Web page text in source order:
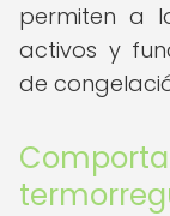
permiten a
activos y
de